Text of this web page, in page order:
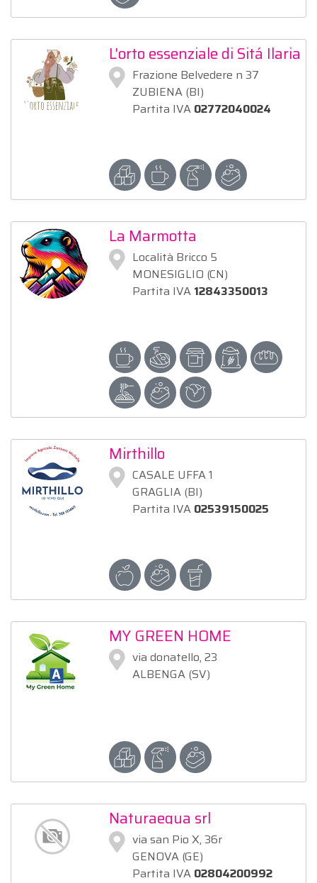
L'orto essenziale di Sitá Ilaria
Frazione Belvedere n 37
ZUBIENA (BI)
Partita IVA 02772040024
La Marmotta
Località Bricco 5
MONESIGLIO (CN)
Partita IVA 12843350013
Mirthillo
CASALE UFFA 1
GRAGLIA (BI)
Partita IVA 02539150025
MY GREEN HOME
via donatello, 23
ALBENGA (SV)
Naturaequa srl
via san Pio X, 36r
GENOVA (GE)
Partita IVA 02804200992